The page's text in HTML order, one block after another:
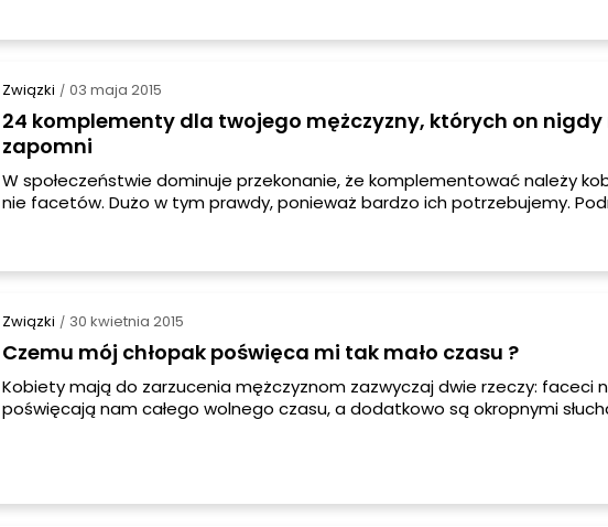
Związki / 03 maja 2015
24 komplementy dla twojego mężczyzny, których on nigdy
zapomni
W społeczeństwie dominuje przekonanie, że komplementować należy
nie facetów. Dużo w tym prawdy, ponieważ bardzo ich potrzebujemy.
panów. Musimy pamiętać, że oni również potrzebują tych miłych słów i
Związki / 30 kwietnia 2015
Czemu mój chłopak poświęca mi tak mało czasu ?
Kobiety mają do zarzucenia mężczyznom zazwyczaj dwie rzeczy: faceci
poświęcają nam całego wolnego czasu, a dodatkowo są okropnymi